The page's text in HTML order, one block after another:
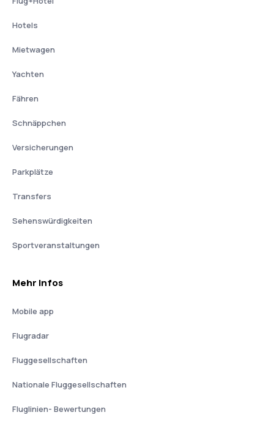
Hotels
Mietwagen
Yachten
Fähren
Schnäppchen
Versicherungen
Parkplätze
Transfers
Sehenswürdigkeiten
Sportveranstaltungen
Mehr Infos
Mobile app
Flugradar
Fluggesellschaften
Nationale Fluggesellschaften
Fluglinien- Bewertungen